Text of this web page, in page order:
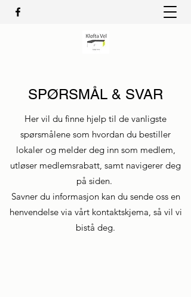
SPØRSMÅL & SVAR
Her vil du finne hjelp til de vanligste
spørsmålene som hvordan du bestiller
lokaler og melder deg inn som medlem,
utløser medlemsrabatt, samt navigerer deg
på siden.
Savner du informasjon kan du sende oss en
henvendelse via vårt kontaktskjema, så vil vi
bistå deg.